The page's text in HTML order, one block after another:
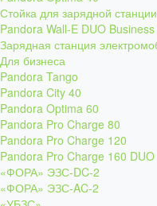
Стойка для зарядной
Pandora Wall-E DUO
Зарядная станция
Для бизнеса
Pandora Tango
Pandora City 40
Pandora Optima 60
Pandora Pro Charge 80
Pandora Pro Charge 120
Pandora Pro Charge 160 DUO
«ФОРА» ЭЗС-DC-2
«ФОРА» ЭЗС-AC-2